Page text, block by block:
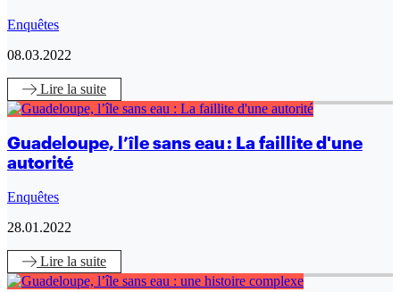
Enquêtes
08.03.2022
Lire la suite
Guadeloupe, l’île sans eau : La faillite d'une
autorité
Enquêtes
28.01.2022
Lire la suite